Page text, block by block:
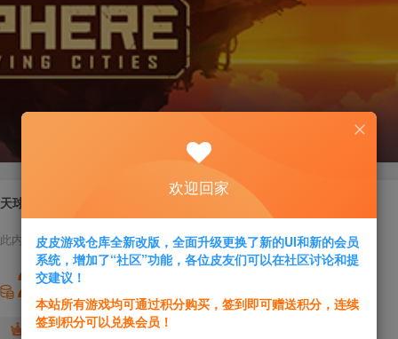
天球飞升之城Sphere – Flying Cities
此内容为付费资源，请付费后查看
2
黄金会员免费 超级会员
欢迎回家
皮皮游戏仓库全新改版，全面升级更换了新的UI和新的会员
系统，增加了“社区”功能，各位皮友们可以在社区讨论和提
交建议！
本站所有游戏均可通过积分购买，签到即可赠送积分，连续
签到积分可以兑换会员！